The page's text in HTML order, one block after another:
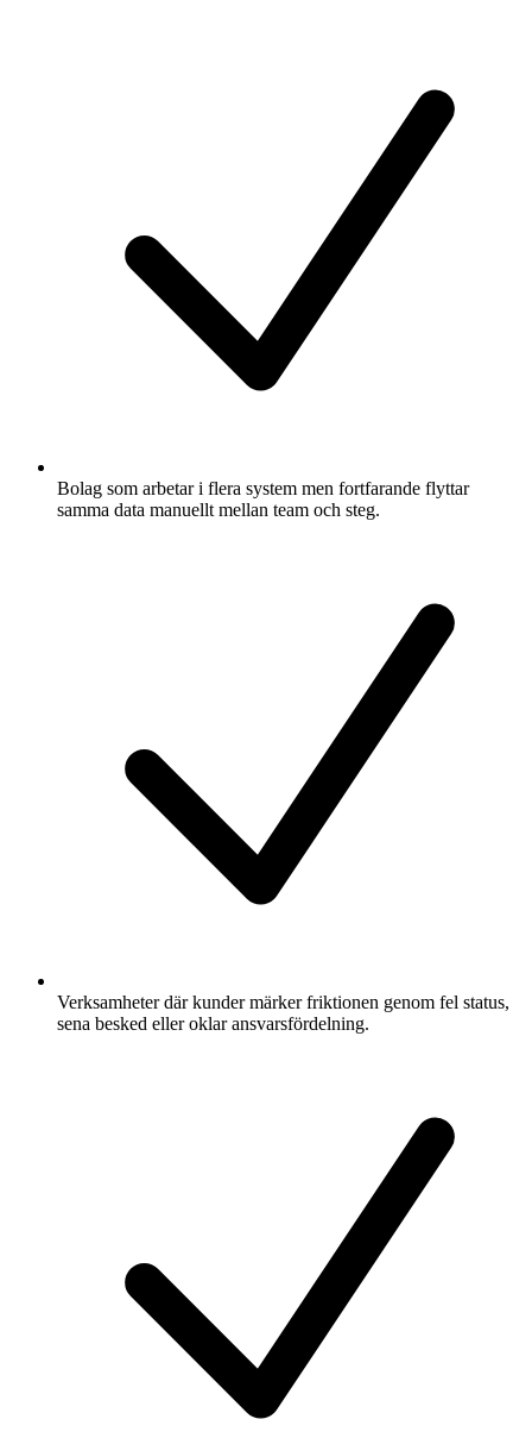
Bolag som arbetar i flera system men fortfarande flyttar
samma data manuellt mellan team och steg.
Verksamheter där kunder märker friktionen genom fel status,
sena besked eller oklar ansvarsfördelning.